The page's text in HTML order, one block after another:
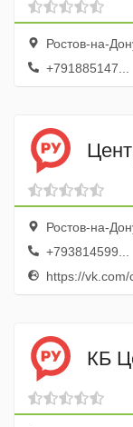
Ростов-на-Дону,
+791885147...
Ростов-на-
+793814599...
https://vk.com/
КБ